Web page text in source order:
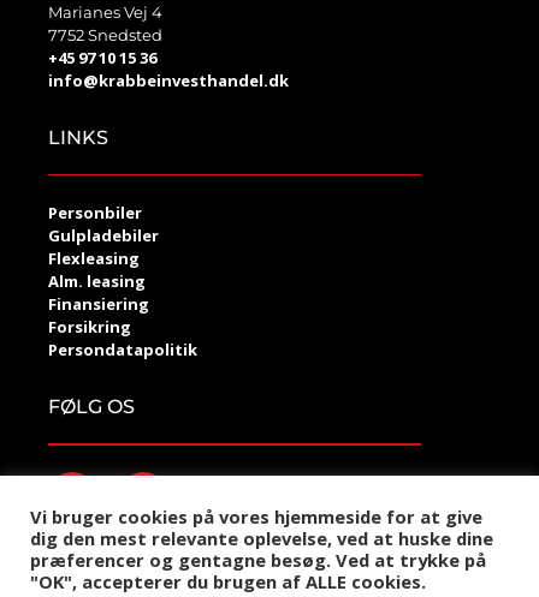
Marianes Vej 4
7752 Snedsted
+45 97 10 15 36
info@krabbeinvesthandel.dk
LINKS
Personbiler
Gulpladebiler
Flexleasing
Alm. leasing
Finansiering
Forsikring
Persondatapolitik
FØLG OS
©2021 Krabbe Invest Handel
Vi bruger cookies på vores hjemmeside for at give
dig den mest relevante oplevelse, ved at huske dine
præferencer og gentagne besøg. Ved at trykke på
"OK", accepterer du brugen af ALLE cookies.